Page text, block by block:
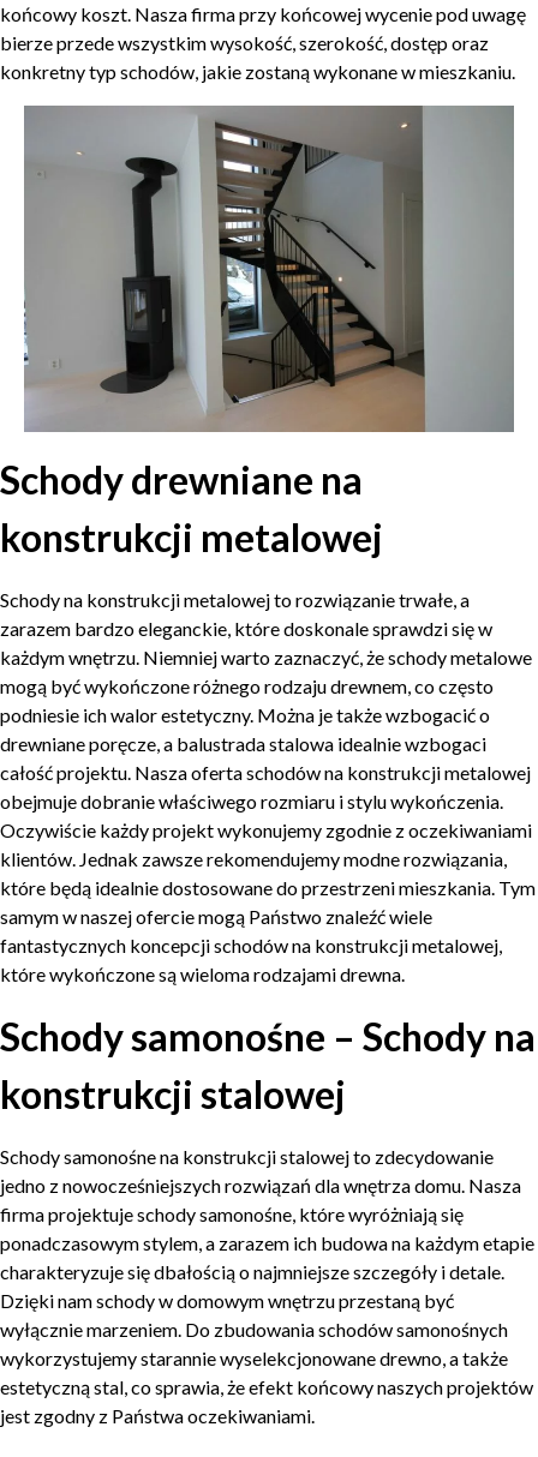
końcowy koszt. Nasza firma przy końcowej wycenie pod uwagę
bierze przede wszystkim wysokość, szerokość, dostęp oraz
konkretny typ schodów, jakie zostaną wykonane w mieszkaniu.
Schody drewniane na
konstrukcji metalowej
Schody na konstrukcji metalowej to rozwiązanie trwałe, a
zarazem bardzo eleganckie, które doskonale sprawdzi się w
każdym wnętrzu. Niemniej warto zaznaczyć, że schody metalowe
mogą być wykończone różnego rodzaju drewnem, co często
podniesie ich walor estetyczny. Można je także wzbogacić o
drewniane poręcze, a balustrada stalowa idealnie wzbogaci
całość projektu. Nasza oferta schodów na konstrukcji metalowej
obejmuje dobranie właściwego rozmiaru i stylu wykończenia.
Oczywiście każdy projekt wykonujemy zgodnie z oczekiwaniami
klientów. Jednak zawsze rekomendujemy modne rozwiązania,
które będą idealnie dostosowane do przestrzeni mieszkania. Tym
samym w naszej ofercie mogą Państwo znaleźć wiele
fantastycznych koncepcji schodów na konstrukcji metalowej,
które wykończone są wieloma rodzajami drewna.
Schody samonośne – Schody na
konstrukcji stalowej
Schody samonośne na konstrukcji stalowej to zdecydowanie
jedno z nowocześniejszych rozwiązań dla wnętrza domu. Nasza
firma projektuje schody samonośne, które wyróżniają się
ponadczasowym stylem, a zarazem ich budowa na każdym etapie
charakteryzuje się dbałością o najmniejsze szczegóły i detale.
Dzięki nam schody w domowym wnętrzu przestaną być
wyłącznie marzeniem. Do zbudowania schodów samonośnych
wykorzystujemy starannie wyselekcjonowane drewno, a także
estetyczną stal, co sprawia, że efekt końcowy naszych projektów
jest zgodny z Państwa oczekiwaniami.